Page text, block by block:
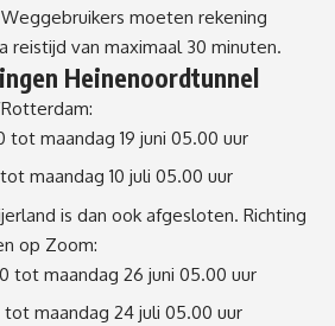
moeten rekening
reistijd van maximaal 30 minuten.
Heinenoordtunnel
tot maandag 19 juni 05.00 uur
maandag 10 juli 05.00 uur
is dan ook afgesloten. Richting
op Zoom:
tot maandag 26 juni 05.00 uur
tot maandag 24 juli 05.00 uur